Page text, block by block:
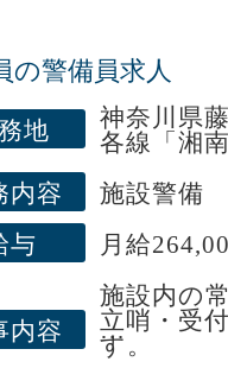
が中心。
無理なく
を挙げてのビッ
ています。
育体制でお迎え
。
フの声＞
さん／30代／勤続
ライバーでは体
力的な負担が少
の警備員求人
地
神奈川県
各線「湘
内容
施設警備
与
月給
内容
施設内の
立哨・受
す。